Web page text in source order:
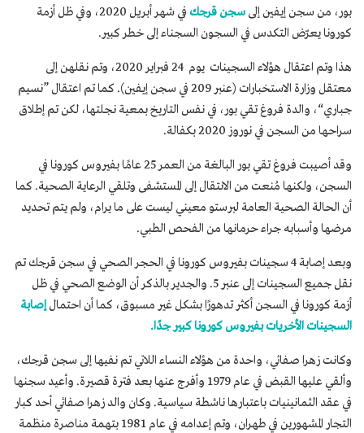
بور، من سجن إيفين إلى سجن قرجك
في شهر أبريل 2020، وفي ظل أزمة
كورونا يعرّض التكدس في السجون السجناء إلى خطر كبير.
هذا وتم اعتقال هؤلاء السجينات يوم 24 فبراير 2020، وتم نقلهن إلى
معتقل وزارة الاستخبارات (عنبر 209 في سجن إيفين). كما تم اعتقال ”نسيم
جباري“، والدة فروغ تقي بور، في نفس التاريخ بمعية نجلتها، لكن تم إطلاق
سراحها من السجن في نوروز 2020 بكفالة.
وقد أصيبت فروغ تقي بور البالغة من العمر 25 عامًا بفيروس كورونا في
السجن، ولكنها مُنعت من الانتقال إلى المستشفى وتلقي الرعاية الصحية. كما
أن الحالة الصحية العامة لبرستو معيني ليست على ما يرام، ولم يتم تحديد
مرضها وأسبابه جراء حرمانها من الفحص الطبي.
وبعد إصابة 4 سجينات بفيروس كورونا في الحجر الصحي في سجن قرجك تم
نقل جميع السجينات إلى عنبر 5. والجدير بالذكر أن الوضع الصحي في ظل
أزمة كورونا في السجن أكثر تدهورًا بشكل غير مسبوق، كما أن احتمال إصابة
السجينات الأخريات بفيروس كورونا كبير جدًا.
وكانت زهرا صفائي، واحدة من هؤلاء النساء اللاتي تم نفيها إلى سجن قرجك،
وألقي عليها القبض في عام 1979 وأفرج عنها بعد فترة قصيرة. وأعيد سجنها
في عقد الثمانينيات باعتبارها ناشطة سياسية. وكان والد زهرا صفائي أحد كبار
التجار المشهورين في طهران، وتم إعدامه في عام 1981 بتهمة مناصرة منظمة